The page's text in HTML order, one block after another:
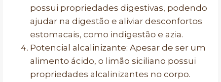
possui propriedades digestivas, podendo
ajudar na digestão e aliviar desconfortos
estomacais, como indigestão e azia.
Potencial alcalinizante: Apesar de ser um
alimento ácido, o limão siciliano possui
propriedades alcalinizantes no corpo.